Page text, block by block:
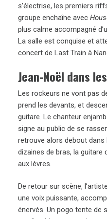
s’électrise, les premiers
groupe enchaîne avec
plus calme accompagné
La salle est conquise et
concert de Last Train à
Jean-Noël dans
Les rockeurs ne vont pas
prend les devants, et
guitare. Le chanteur
signe au public de se
retrouve alors debout dans
dizaines de bras, la guitare
aux lèvres.
De retour sur scène,
une voix puissante,
énervés. Un pogo tente de